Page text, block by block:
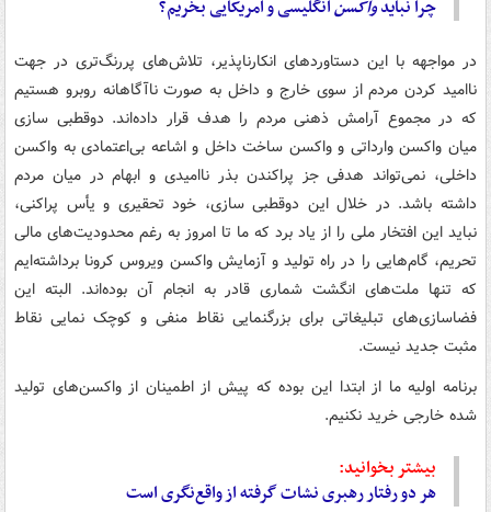
چرا نبایدواکسنانگلیسی و امریکایی بخریم؟
در مواجهه با این دستاوردهای انکارناپذیر، تلاش‌های پررنگ‌تری در جهت
ناامید کردن مردم از سوی خارج و داخل به صورت ناآگاهانه روبرو هستیم
که در مجموع آرامش ذهنی مردم را هدف قرار داده‌اند. دوقطبی سازی
میان واکسن وارداتی و واکسن ساخت داخل و اشاعه بی‌اعتمادی به واکسن
داخلی، نمی‌تواند هدفی جز پراکندن بذر ناامیدی و ابهام در میان مردم
داشته باشد. در خلال این دوقطبی سازی، خود تحقیری و یأس پراکنی،
نباید این افتخار ملی را از یاد برد که ما تا امروز به رغم محدودیت‌های مالی
تحریم، گام‌هایی را در راه تولید و آزمایش واکسن ویروس کرونا برداشته‌ایم
که تنها ملت‌های انگشت شماری قادر به انجام آن بوده‌اند. البته این
فضاسازی‌های تبلیغاتی برای بزرگنمایی نقاط منفی و کوچک نمایی نقاط
مثبت جدید نیست.
برنامه اولیه ما از ابتدا این بوده که پیش از اطمینان از واکسن‌های تولید
شده خارجی خرید نکنیم.
بیشتر بخوانید:
هر دو رفتار رهبری نشات گرفته از ‎واقع‌نگری است